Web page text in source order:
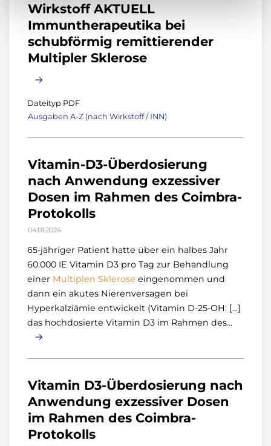
Wirkstoff AKTUELL
Immuntherapeutika bei
schubförmig remittierender
Multipler Sklerose
Dateityp PDF
Ausgaben A-Z (nach Wirkstoff / INN)
Vitamin-D3-Überdosierung
nach Anwendung exzessiver
Dosen im Rahmen des Coimbra-
Protokolls
04.01.2024
65-jähriger Patient hatte über ein halbes Jahr
60.000 IE Vitamin D3 pro Tag zur Behandlung
einer Multiplen Sklerose eingenommen und
dann ein akutes Nierenversagen bei
Hyperkalziämie entwickelt (Vitamin D-25-OH: [...]
das hochdosierte Vitamin D3 im Rahmen des…
Vitamin D3-Überdosierung nach
Anwendung exzessiver Dosen
im Rahmen des Coimbra-
Protokolls